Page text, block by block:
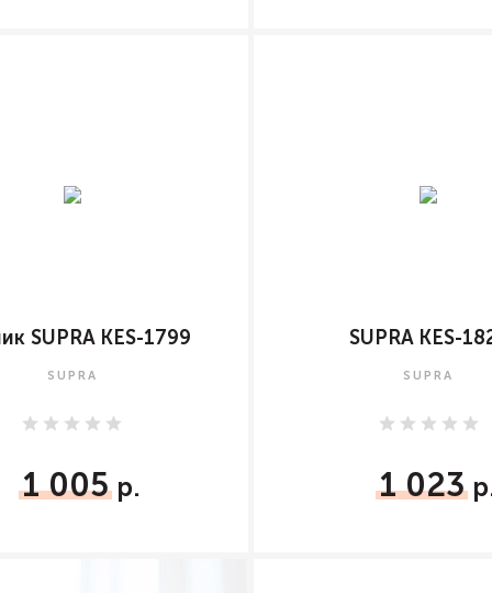
SUPRA KES-1799
SUPRA
1 005
SUPRA KES-
SUPRA
1 023